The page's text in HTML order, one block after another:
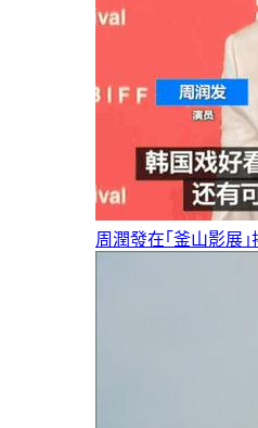
周潤發在｢釜山影展